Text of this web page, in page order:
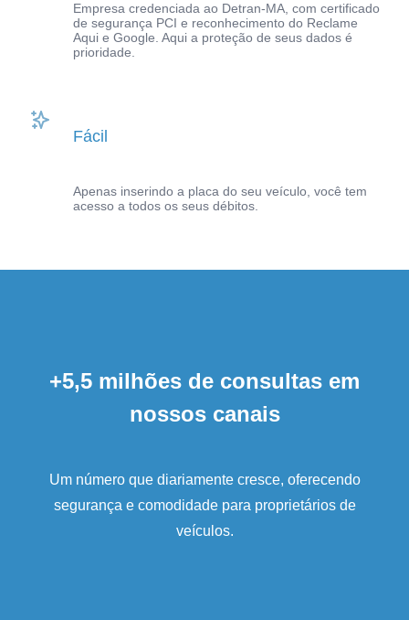
Empresa credenciada ao Detran-MA, com certificado
de segurança PCI e reconhecimento do Reclame
Aqui e Google. Aqui a proteção de seus dados é
prioridade.
Fácil
Apenas inserindo a placa do seu veículo, você tem
acesso a todos os seus débitos.
+5,5 milhões de consultas em
nossos canais
Um número que diariamente cresce, oferecendo
segurança e comodidade para proprietários de
veículos.